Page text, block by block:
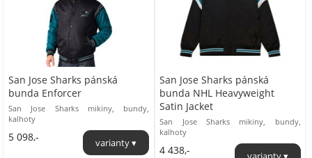
San Jose Sharks pánská
bunda Enforcer
San Jose Sharks mikiny, bundy,
kalhoty
5 098,-
San Jose Sharks pánská
bunda NHL Heavyweight
Satin Jacket
San Jose Sharks mikiny, bundy,
kalhoty
4 438,-